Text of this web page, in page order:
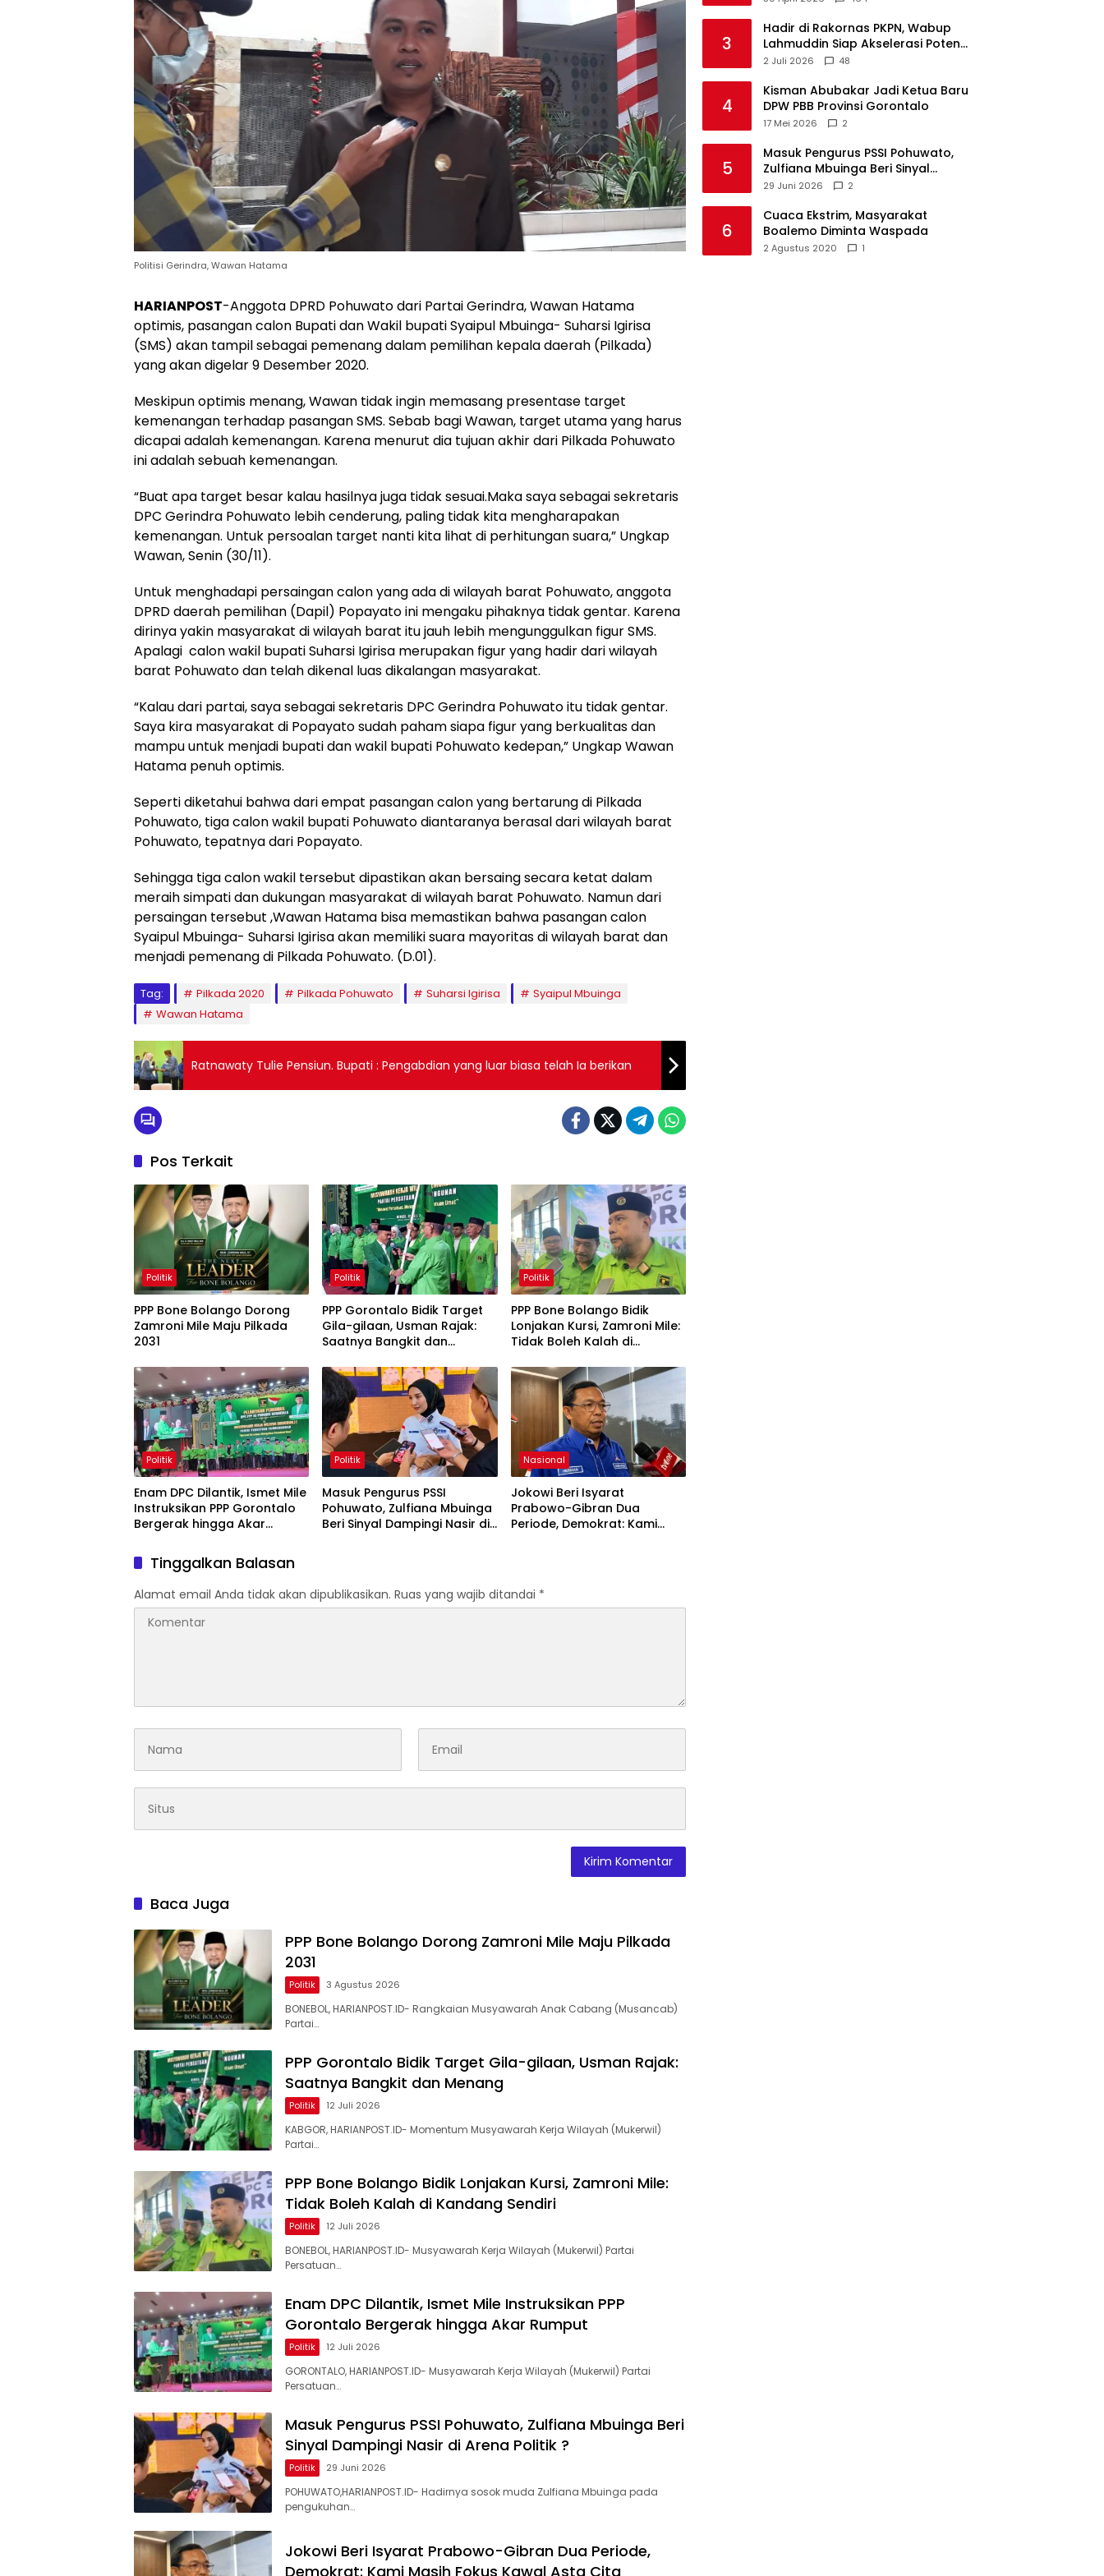
Politisi Gerindra, Wawan Hatama
HARIANPOST-Anggota DPRD Pohuwato dari Partai Gerindra, Wawan Hatama
optimis, pasangan calon Bupati dan Wakil bupati Syaipul Mbuinga- Suharsi Igirisa
(SMS) akan tampil sebagai pemenang dalam pemilihan kepala daerah (Pilkada)
yang akan digelar 9 Desember 2020.
Meskipun optimis menang, Wawan tidak ingin memasang presentase target
kemenangan terhadap pasangan SMS. Sebab bagi Wawan, target utama yang harus
dicapai adalah kemenangan. Karena menurut dia tujuan akhir dari Pilkada Pohuwato
ini adalah sebuah kemenangan.
“Buat apa target besar kalau hasilnya juga tidak sesuai.Maka saya sebagai sekretaris
DPC Gerindra Pohuwato lebih cenderung, paling tidak kita mengharapakan
kemenangan. Untuk persoalan target nanti kita lihat di perhitungan suara,” Ungkap
Wawan, Senin (30/11).
Untuk menghadapi persaingan calon yang ada di wilayah barat Pohuwato, anggota
DPRD daerah pemilihan (Dapil) Popayato ini mengaku pihaknya tidak gentar. Karena
dirinya yakin masyarakat di wilayah barat itu jauh lebih mengunggulkan figur SMS.
Apalagi calon wakil bupati Suharsi Igirisa merupakan figur yang hadir dari wilayah
barat Pohuwato dan telah dikenal luas dikalangan masyarakat.
“Kalau dari partai, saya sebagai sekretaris DPC Gerindra Pohuwato itu tidak gentar.
Saya kira masyarakat di Popayato sudah paham siapa figur yang berkualitas dan
mampu untuk menjadi bupati dan wakil bupati Pohuwato kedepan,” Ungkap Wawan
Hatama penuh optimis.
Seperti diketahui bahwa dari empat pasangan calon yang bertarung di Pilkada
Pohuwato, tiga calon wakil bupati Pohuwato diantaranya berasal dari wilayah barat
Pohuwato, tepatnya dari Popayato.
Sehingga tiga calon wakil tersebut dipastikan akan bersaing secara ketat dalam
meraih simpati dan dukungan masyarakat di wilayah barat Pohuwato. Namun dari
persaingan tersebut ,Wawan Hatama bisa memastikan bahwa pasangan calon
Syaipul Mbuinga- Suharsi Igirisa akan memiliki suara mayoritas di wilayah barat dan
menjadi pemenang di Pilkada Pohuwato. (D.01).
Tag: Pilkada 2020 Pilkada Pohuwato Suharsi Igirisa
Syaipul Mbuinga
Wawan Hatama
Ratnawaty Tulie Pensiun. Bupati : Pengabdian yang luar biasa telah Ia berikan
Pos Terkait
Politik
PPP Bone Bolango Dorong
Zamroni Mile Maju Pilkada
2031
Politik
PPP Gorontalo Bidik Target
Gila-gilaan, Usman Rajak:
Saatnya Bangkit dan
Politik
PPP Bone Bolango Bidik
Lonjakan Kursi, Zamroni Mile:
Tidak Boleh Kalah di
Politik
Enam DPC Dilantik, Ismet Mile
Instruksikan PPP Gorontalo
Bergerak hingga Akar
Politik
Masuk Pengurus PSSI
Pohuwato, Zulfiana Mbuinga
Beri Sinyal Dampingi Nasir di
Nasional
Jokowi Beri Isyarat
Prabowo-Gibran Dua
Periode, Demokrat: Kami
Tinggalkan Balasan
Alamat email Anda tidak akan dipublikasikan. Ruas yang wajib ditandai *
Baca Juga
PPP Bone Bolango Dorong Zamroni Mile Maju Pilkada
2031
Politik 3 Agustus 2026
BONEBOL, HARIANPOST.ID- Rangkaian Musyawarah Anak Cabang (Musancab)
Partai…
PPP Gorontalo Bidik Target Gila-gilaan, Usman Rajak:
Saatnya Bangkit dan Menang
Politik 12 Juli 2026
KABGOR, HARIANPOST.ID- Momentum Musyawarah Kerja Wilayah (Mukerwil)
Partai…
PPP Bone Bolango Bidik Lonjakan Kursi, Zamroni Mile:
Tidak Boleh Kalah di Kandang Sendiri
Politik 12 Juli 2026
BONEBOL, HARIANPOST.ID- Musyawarah Kerja Wilayah (Mukerwil) Partai
Persatuan…
Enam DPC Dilantik, Ismet Mile Instruksikan PPP
Gorontalo Bergerak hingga Akar Rumput
Politik 12 Juli 2026
​GORONTALO, HARIANPOST.ID- Musyawarah Kerja Wilayah (Mukerwil) Partai
Persatuan…
Masuk Pengurus PSSI Pohuwato, Zulfiana Mbuinga Beri
Sinyal Dampingi Nasir di Arena Politik ?
Politik 29 Juni 2026
POHUWATO,HARIANPOST.ID- Hadirnya sosok muda Zulfiana Mbuinga pada
pengukuhan…
Jokowi Beri Isyarat Prabowo-Gibran Dua Periode,
Demokrat: Kami Masih Fokus Kawal Asta Cita
3
Hadir di Rakornas PKPN, Wabup
Lahmuddin Siap Akselerasi Potensi
Maritim Boalemo
2 Juli 2026 48
4
Kisman Abubakar Jadi Ketua Baru
DPW PBB Provinsi Gorontalo
17 Mei 2026 2
5
Masuk Pengurus PSSI Pohuwato,
Zulfiana Mbuinga Beri Sinyal
Dampingi Nasir di Arena Politik ?
29 Juni 2026 2
6
Cuaca Ekstrim, Masyarakat
Boalemo Diminta Waspada
2 Agustus 2020 1